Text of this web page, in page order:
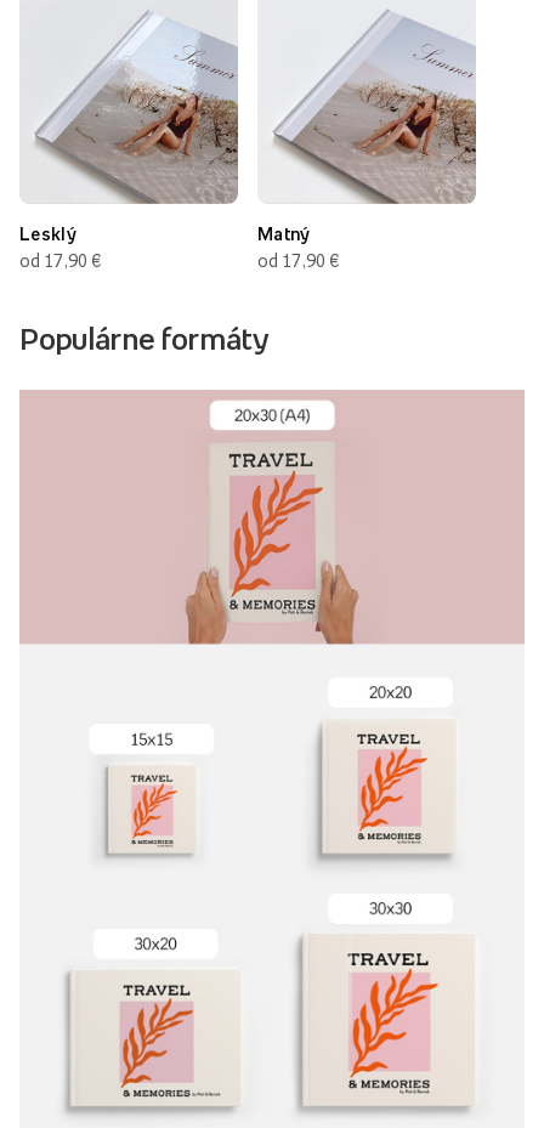
Lesklý
od 17,90 €
Matný
od 17,90 €
Populárne formáty